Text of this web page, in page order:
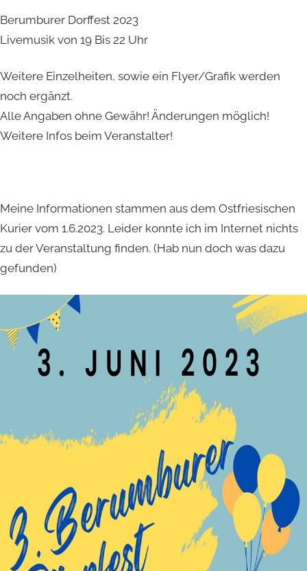
Berumburer Dorffest 2023
Livemusik von 19 Bis 22 Uhr
Weitere Einzelheiten, sowie ein Flyer/Grafik werden
noch ergänzt.
Alle Angaben ohne Gewähr! Änderungen möglich!
Weitere Infos beim Veranstalter!
Meine Informationen stammen aus dem Ostfriesischen
Kurier vom 1.6.2023. Leider konnte ich im Internet nichts
zu der Veranstaltung finden. (Hab nun doch was dazu
gefunden)